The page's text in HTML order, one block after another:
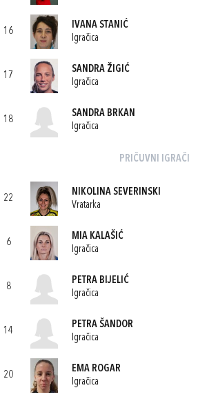
16
IVANA STANIĆ
Igračica
17
SANDRA ŽIGIĆ
Igračica
18
SANDRA BRKAN
Igračica
PRIČUVNI IGRAČI
22
NIKOLINA SEVERINSKI
Vratarka
6
MIA KALAŠIĆ
Igračica
8
PETRA BIJELIĆ
Igračica
14
PETRA ŠANDOR
Igračica
20
EMA ROGAR
Igračica